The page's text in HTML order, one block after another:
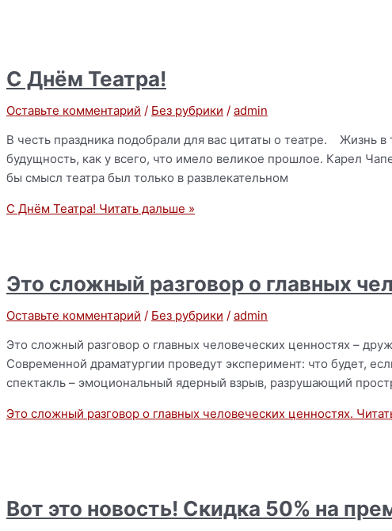
С Днём Театра!
Оставьте комментарий / Без рубрики / admin
В честь праздника подобрали для вас цитаты о театре. Жизнь
будущность, как у всего, что имело великое прошлое. Карел
бы смысл театра был только в развлекательном
С Днём Театра! Читать дальше »
Это сложный разговор о главных
Оставьте комментарий / Без рубрики / admin
Это сложный разговор о главных человеческих ценностях –
Современной драматургии проведут эксперимент: что будет,
спектакль – эмоциональный ядерный взрыв, разрушающий
Это сложный разговор о главных человеческих ценностях.
Вот это новость! Скидка 50% на